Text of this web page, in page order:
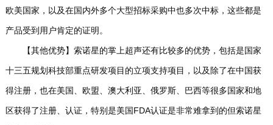
欧美国家，以及在国内外多个大型招标采购中也多次中标，这些都是
产品受到用户肯定的证明。
【其他优势】 索诺星的掌上超声还有比较多的优势，包括是国家
十三五规划科技部重点研发项目的立项支持项目，以及除了在中国获
得注册，也在美国、欧盟、澳大利亚、俄罗斯、巴西等很多国家和地
区获得了注册、认证，特别是美国 FDA认证是非常难拿到的但索诺星